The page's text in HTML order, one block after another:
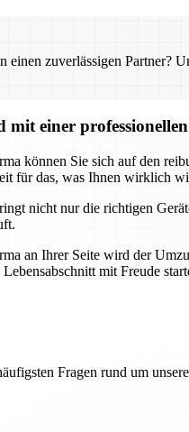
einen zuverlässigen Partner?
mit einer
können Sie sich auf den
für das, was Ihnen wirklich
nicht nur die richtigen
an Ihrer Seite wird der
mit Freude
Fragen rund um